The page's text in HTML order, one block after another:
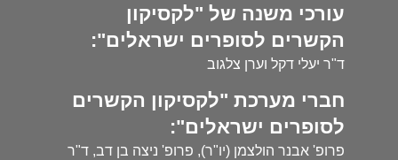
עורכי משנה של "לקסיקון
הקשרים לסופרים ישראלים":
ד"ר יעלי דקל וערן צלגוב
חברי מערכת "לקסיקון הקשרים
לסופרים ישראלים":
פרופ' אבנר הולצמן (יו"ר), פרופ' ניצה בן דב, ד"ר